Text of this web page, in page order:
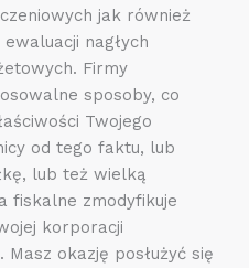
jak również
nagłych
Firmy
sposoby, co
Twojego
od tego faktu, lub
lub też wielką
fiskalne zmodyfikuje
korporacji
okazję posłużyć się